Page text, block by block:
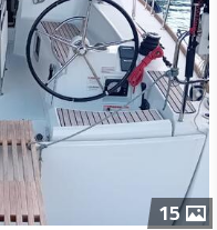
15